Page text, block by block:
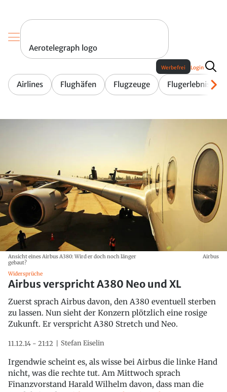
Aerotelegraph logo
Airlines Flughäfen Flugzeuge Flugerlebnis
Werbefrei Login
Ansicht eines Airbus A380: Wird er doch noch länger
gebaut?
Airbus
Widersprüche
Airbus verspricht A380 Neo und XL
Zuerst sprach Airbus davon, den A380 eventuell sterben
zu lassen. Nun sieht der Konzern plötzlich eine rosige
Zukunft. Er verspricht A380 Stretch und Neo.
11.12.14 - 21:12 Stefan Eiselin
Irgendwie scheint es, als wisse bei Airbus die linke Hand
nicht, was die rechte tut. Am Mittwoch sprach
Finanzvorstand Harald Wilhelm davon, dass man die